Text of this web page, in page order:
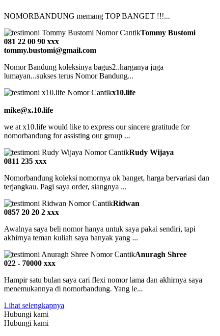
NOMORBANDUNG memang TOP BANGET !!!...
Tommy Bustomi
081 22 00 90 xxx
tommy.bustomi@gmail.com
Nomor Bandung koleksinya bagus2..harganya juga
lumayan...sukses terus Nomor Bandung...
x10.life
mike@x.10.life
we at x10.life would like to express our sincere gratitude for
nomorbandung for assisting our group ...
Rudy Wijaya
0811 235 xxx
Nomorbandung koleksi nomornya ok banget, harga bervariasi dan
terjangkau. Pagi saya order, siangnya ...
Ridwan
0857 20 20 2 xxx
Awalnya saya beli nomor hanya untuk saya pakai sendiri, tapi
akhirnya teman kuliah saya banyak yang ...
Anuragh Shree
022 - 70000 xxx
Hampir satu bulan saya cari flexi nomor lama dan akhirnya saya
menemukannya di nomorbandung. Yang le...
Lihat selengkapnya
Hubungi kami
Hubungi kami